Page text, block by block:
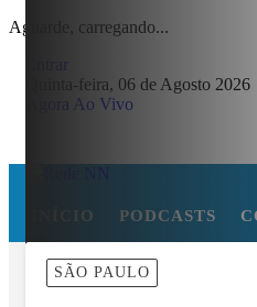
Aguarde, carregando...
Quinta-feira, 06 de Agosto 2026
Agora Ao Vivo
INÍCIO PODCASTS
MENUSÃO PAULO